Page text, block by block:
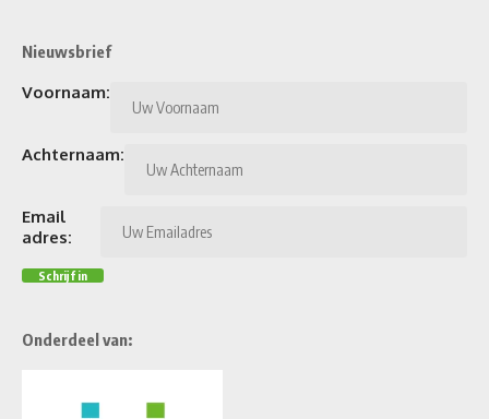
Nieuwsbrief
Voornaam:
Achternaam:
Email
adres:
Onderdeel van: